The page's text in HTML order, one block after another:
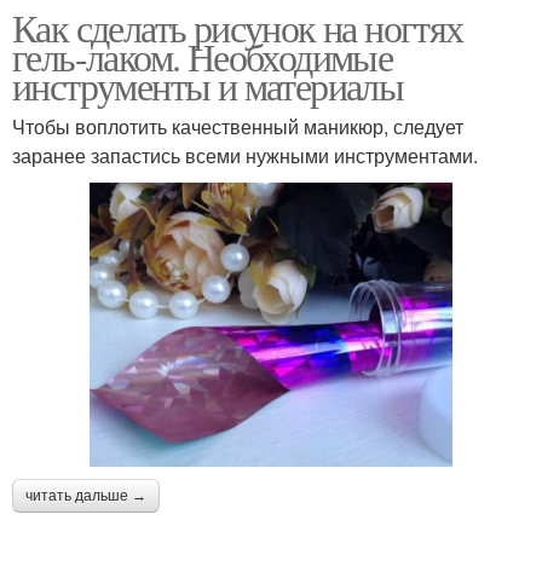
Как сделать рисунок на ногтях
гель-лаком. Необходимые
инструменты и материалы
Чтобы воплотить качественный маникюр, следует
заранее запастись всеми нужными инструментами.
читать дальше →